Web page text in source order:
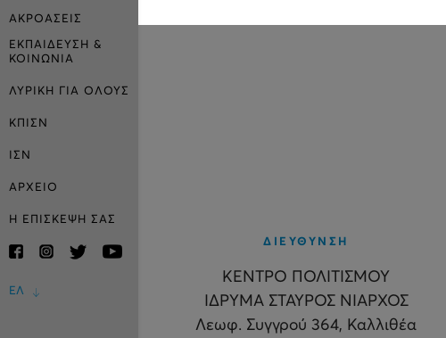
ΑΚΡΟΑΣΕΙΣ
ΕΚΠΑΙΔΕΥΣΗ &
ΚΟΙΝΩΝΙΑ
ΛΥΡΙΚΗ ΓΙΑ ΟΛΟΥΣ
ΚΠΙΣΝ
ΙΣΝ
ΑΡΧΕΙΟ
Η ΕΠΙΣΚΕΨΗ ΣΑΣ
ΕΛ
ΔΙΕΥΘΥΝΣΗ
ΚΕΝΤΡΟ ΠΟΛΙΤΙΣΜΟΥ
ΙΔΡΥΜΑ ΣΤΑΥΡΟΣ ΝΙΑΡΧΟΣ
Λεωφ. Συγγρού 364, Καλλιθέα